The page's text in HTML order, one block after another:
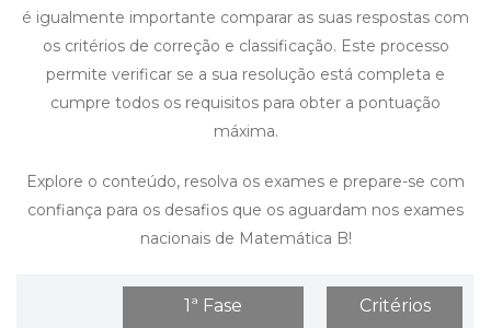
é igualmente importante comparar as suas respostas com
os critérios de correção e classificação. Este processo
permite verificar se a sua resolução está completa e
cumpre todos os requisitos para obter a pontuação
máxima.
Explore o conteúdo, resolva os exames e prepare-se com
confiança para os desafios que os aguardam nos exames
nacionais de Matemática B!
1ª Fase Critérios